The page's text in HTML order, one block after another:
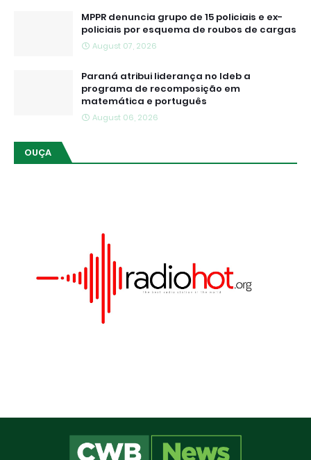
MPPR denuncia grupo de 15 policiais e ex-
policiais por esquema de roubos de cargas
August 07, 2026
Paraná atribui liderança no Ideb a
programa de recomposição em
matemática e português
August 06, 2026
OUÇA
Este site utiliza cookies para melhorar sua